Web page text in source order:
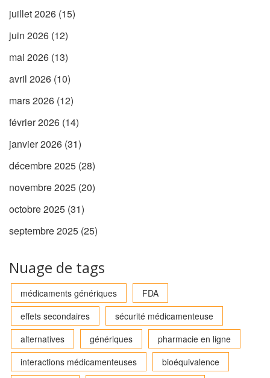
juillet 2026 (15)
juin 2026 (12)
mai 2026 (13)
avril 2026 (10)
mars 2026 (12)
février 2026 (14)
janvier 2026 (31)
décembre 2025 (28)
novembre 2025 (20)
octobre 2025 (31)
septembre 2025 (25)
Nuage de tags
médicaments génériques
FDA
effets secondaires
sécurité médicamenteuse
alternatives
génériques
pharmacie en ligne
interactions médicamenteuses
bioéquivalence